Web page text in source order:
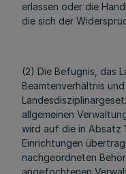
erlassen oder die
die sich der
(2) Die Befugnis, das
Beamtenverhältnis
allgemeinen
wird auf die in Absatz
Einrichtungen
nachgeordneten
angefochtenen